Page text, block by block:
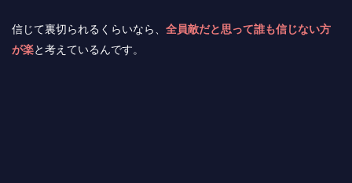
信じて裏切られるくらいなら、 全員敵だと思って誰も信じない方
が楽と考えているんです。